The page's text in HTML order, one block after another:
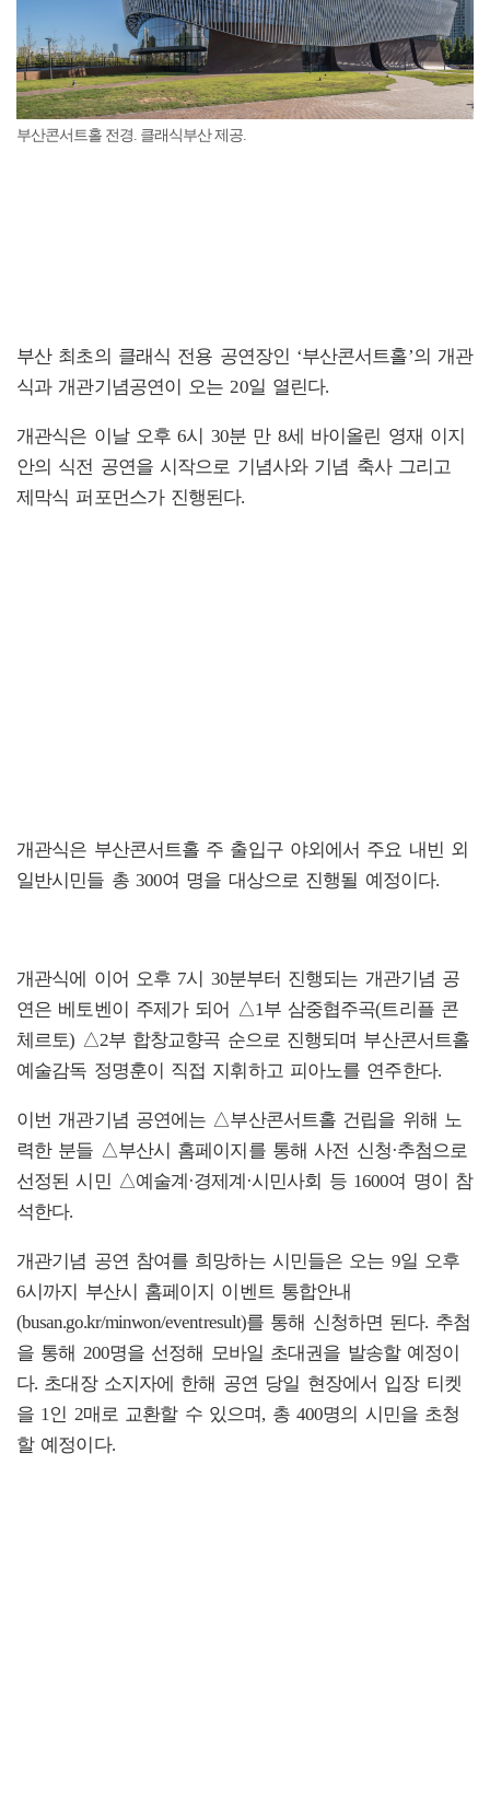
부산콘서트홀 전경. 클래식부산 제공.
부산 최초의 클래식 전용 공연장인 ‘부산콘서트홀’의 개관
식과 개관기념공연이 오는 20일 열린다.
개관식은 이날 오후 6시 30분 만 8세 바이올린 영재 이지
안의 식전 공연을 시작으로 기념사와 기념 축사 그리고
제막식 퍼포먼스가 진행된다.
개관식은 부산콘서트홀 주 출입구 야외에서 주요 내빈 외
일반시민들 총 300여 명을 대상으로 진행될 예정이다.
개관식에 이어 오후 7시 30분부터 진행되는 개관기념 공
연은 베토벤이 주제가 되어 △1부 삼중협주곡(트리플 콘
체르토) △2부 합창교향곡 순으로 진행되며 부산콘서트홀
예술감독 정명훈이 직접 지휘하고 피아노를 연주한다.
이번 개관기념 공연에는 △부산콘서트홀 건립을 위해 노
력한 분들 △부산시 홈페이지를 통해 사전 신청·추첨으로
선정된 시민 △예술계·경제계·시민사회 등 1600여 명이 참
석한다.
개관기념 공연 참여를 희망하는 시민들은 오는 9일 오후
6시까지 부산시 홈페이지 이벤트 통합안내
(busan.go.kr/minwon/eventresult)를 통해 신청하면 된다. 추첨
을 통해 200명을 선정해 모바일 초대권을 발송할 예정이
다. 초대장 소지자에 한해 공연 당일 현장에서 입장 티켓
을 1인 2매로 교환할 수 있으며, 총 400명의 시민을 초청
할 예정이다.